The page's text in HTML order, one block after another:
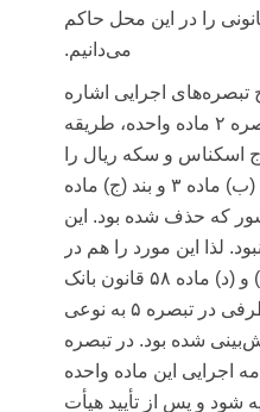
را در این محل حاکم
می‌دانیم.
اجرایی اشاره
کرد و افزود: در تبصره ۲ ماده واحده، طریقه
و سکه ریال را
(ب) ماده ۳ و بند ( ج) ماده
که حذف شده بود. این
لذا این مورد را هم در
و (د)
ماده ۵۸ قانون بانک
مرکزی اصلاح کردیم. از طرفی در تبصره ۵ به نوعی
شده بود. در تبصره
اجرایی این ماده واحده
شود و پس از تأیید هیأت